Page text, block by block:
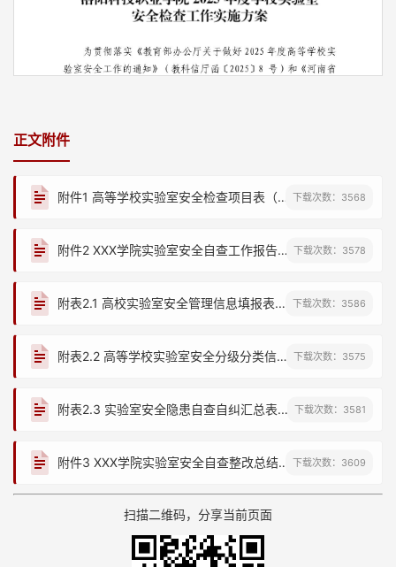
第 2 页
正文附件
附件1 高等学校实验室安全检查项目表（2025年）.pdf 下载次数： 3568
附件2 XXX学院实验室安全自查工作报告（须附上附表2.1、2.2、2.3）.doc 下载次数： 3578
附表2.1 高校实验室安全管理信息填报表.xlsx 下载次数： 3586
附表2.2 高等学校实验室安全分级分类信息备案表.docx 下载次数： 3575
附表2.3 实验室安全隐患自查自纠汇总表.xls 下载次数： 3581
附件3 XXX学院实验室安全自查整改总结报告.doc 下载次数： 3609
扫描二维码，分享当前页面